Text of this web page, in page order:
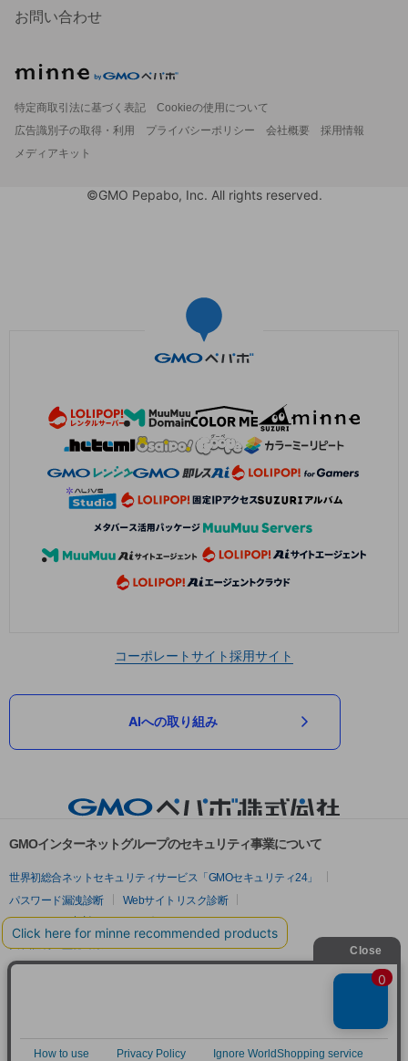
お問い合わせ
特定商取引法に基づく表記
Cookieの使用について
広告識別子の取得・利用
プライバシーポリシー 会社概要
採用情報
メディアキット
©GMO Pepabo, Inc. All rights reserved.
コーポレートサイト採用サイト
AIへの取り組み
GMOインターネットグループのセキュリティ事業について
世界初総合ネットセキュリティサービス「GMOセキュリティ24」
パスワード漏洩診断
Webサイトリスク診断
セキュリティ相談AIチャットボット
実在証明・盗聴対策
サイバー攻撃対策（GMOサイバーセキュリティ byイエラエ）